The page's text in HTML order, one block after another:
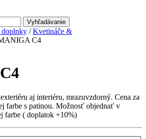
Vyhľadávanie
/Kvetináče &
C4
aj interiéru, mrazuvzdorný. Cena za
farbe s patinou. Možnosť objednať v
farbe ( doplatok +10%)